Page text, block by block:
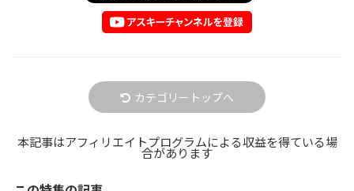
カテゴリートップへ
本記事はアフィリエイトプログラムによる収益を得ている場
合があります